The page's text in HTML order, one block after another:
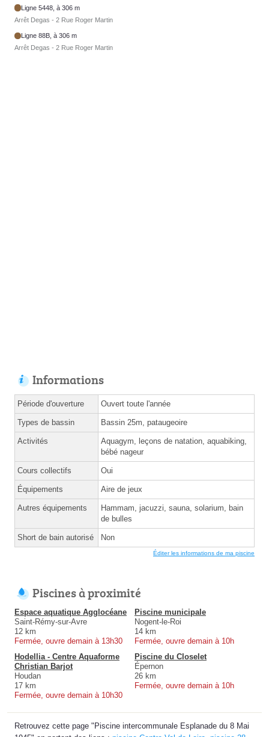
Ligne 5448, à 306 m
Arrêt Degas - 2 Rue Roger Martin
Ligne 88B, à 306 m
Arrêt Degas - 2 Rue Roger Martin
Informations
Période d'ouverture Ouvert toute l'année
Types de bassin Bassin 25m, pataugeoire
Activités
Aquagym, leçons de natation, aquabiking,
bébé nageur
Cours collectifs Oui
Équipements Aire de jeux
Autres équipements
Hammam, jacuzzi, sauna, solarium, bain
de bulles
Short de bain autorisé Non
Éditer les informations de ma piscine
Piscines à proximité
Espace aquatique Agglocéane
Saint-Rémy-sur-Avre
12 km
Fermée, ouvre demain à 13h30
Piscine municipale
Nogent-le-Roi
14 km
Fermée, ouvre demain à 10h
Hodellia - Centre Aquaforme
Christian Barjot
Houdan
17 km
Fermée, ouvre demain à 10h30
Piscine du Closelet
Épernon
26 km
Fermée, ouvre demain à 10h
Retrouvez cette page "Piscine intercommunale Esplanade du 8 Mai